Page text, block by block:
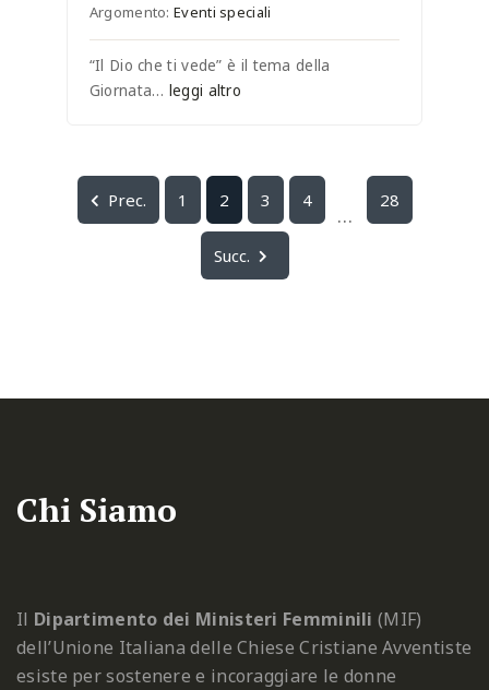
Argomento:Eventi speciali
“Il Dio che ti vede” è il tema della
Giornata… leggi altro
Prec. 1 2 3 4
...
28
Succ.
Chi Siamo
Il Dipartimento dei Ministeri Femminili (MIF)
dell’Unione Italiana delle Chiese Cristiane Avventiste
esiste per sostenere e incoraggiare le donne